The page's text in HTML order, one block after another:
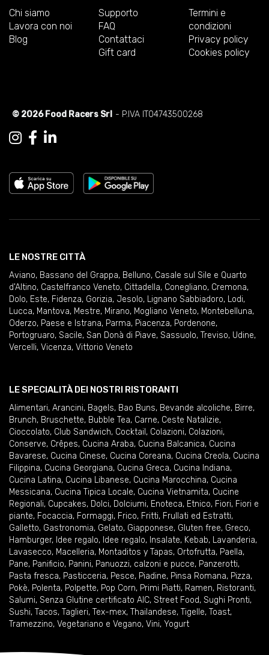
Chi siamo
Lavora con noi
Blog
Supporto
FAQ
Contattaci
Gift card
Termini e
condizioni
Privacy policy
Cookies policy
© 2026 Food Racers Srl - P.IVA IT04743500268
LE NOSTRE CITTÀ
Aviano, Bassano del Grappa, Belluno, Casale sul Sile e Quarto
d'Altino, Castelfranco Veneto, Cittadella, Conegliano, Cremona,
Dolo, Este, Fidenza, Gorizia, Jesolo, Lignano Sabbiadoro, Lodi,
Lucca, Mantova, Mestre, Mirano, Mogliano Veneto, Montebelluna,
Oderzo, Paese e Istrana, Parma, Piacenza, Pordenone,
Portogruaro, Sacile, San Donà di Piave, Sassuolo, Treviso, Udine,
Vercelli, Vicenza, Vittorio Veneto
LE SPECIALITÀ DEI NOSTRI RISTORANTI
Alimentari, Arancini, Bagels, Bao Buns, Bevande alcoliche, Birre,
Brunch, Bruschette, Bubble Tea, Carne, Ceste Natalizie,
Cioccolato, Club Sandwich, Cocktail , Colazioni, Colazioni,
Conserve, Crêpes, Cucina Araba, Cucina Balcanica, Cucina
Bavarese, Cucina Cinese, Cucina Coreana, Cucina Creola, Cucina
Filippina, Cucina Georgiana, Cucina Greca, Cucina Indiana,
Cucina Latina, Cucina Libanese, Cucina Marocchina, Cucina
Messicana, Cucina Tipica Locale, Cucina Vietnamita, Cucine
Regionali, Cupcakes, Dolci, Dolciumi, Enoteca, Etnico, Fiori, Fiori e
piante, Focaccia, Formaggi, Frico, Fritti, Frullati ed Estratti,
Galletto, Gastronomia, Gelato, Giapponese, Gluten free, Greco,
Hamburger, Idee regalo, Idee regalo, Insalate, Kebab, Lavanderia,
Lavasecco, Macelleria, Montaditos y Tapas, Ortofrutta, Paella,
Pane, Panificio, Panini, Panuozzi, calzoni e pucce, Panzerotti,
Pasta fresca, Pasticceria, Pesce, Piadine, Pinsa Romana, Pizza,
Pokè, Polenta, Polpette, Pop Corn, Primi Piatti, Ramen, Ristoranti,
Salumi, Senza Glutine certificato AIC, Street Food, Sughi Pronti,
Sushi, Tacos, Taglieri, Tex-mex, Thailandese, Tigelle, Toast,
Tramezzino, Vegetariano e Vegano, Vini, Yogurt